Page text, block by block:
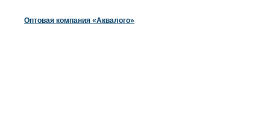
Оптовая компания «Аквалого»